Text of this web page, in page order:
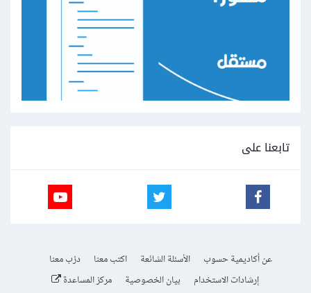
تابعنا على
عن أكاديمية حسوب الأسئلة الشائعة اكتب معنا
درّب معنا
إرشادات الاستخدام
بيان الخصوصية مركز المساعدة